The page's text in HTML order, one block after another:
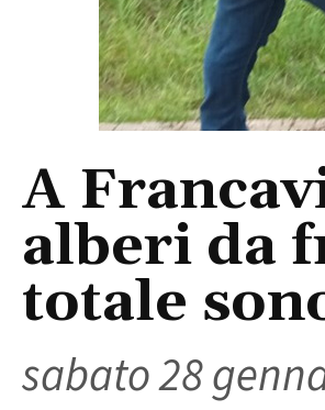
A
alberi da
totale
sabato 28